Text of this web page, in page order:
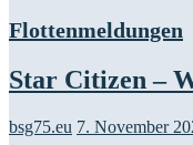
Flottenmeldungen
Star Citizen –
bsg75.eu 7. November